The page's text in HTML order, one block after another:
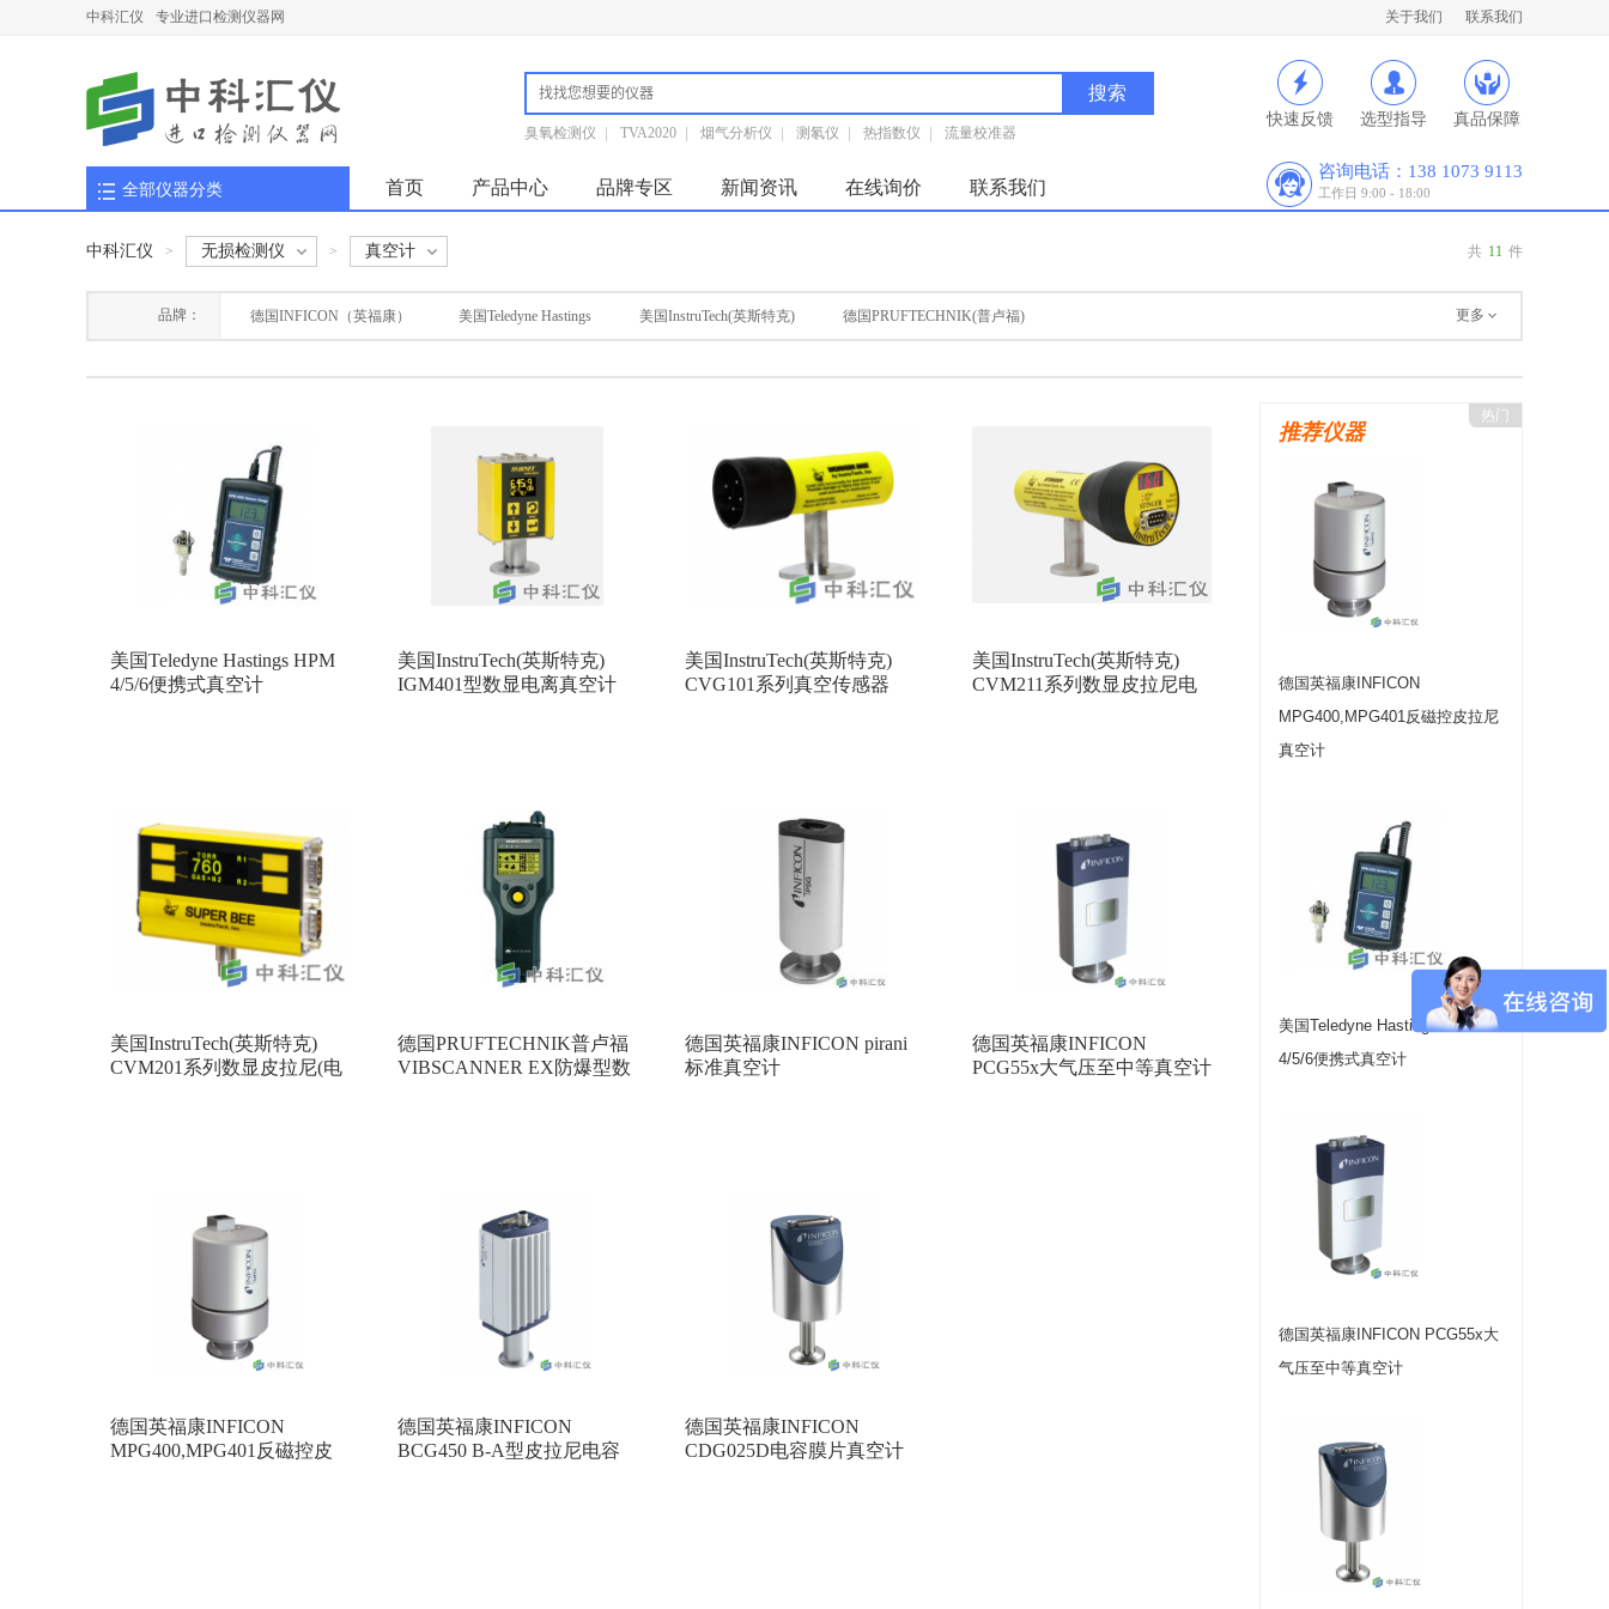
中科汇仪 专业进口检测仪器网 关于我们 联系我们
快速反馈 选型指导 真品保障
臭氧检测仪 TVA2020 烟气分析仪 测氡仪 热指数仪 流量校准器
首页 产品中心 品牌专区 新闻资讯 在线询价 联系我们
咨询电话：138 1073 9113
工作日 9:00 - 18:00
全部仪器分类
共 11 件
中科汇仪 > 无损检测仪 > 真空计
品牌： 德国INFICON（英福康） 美国Teledyne Hastings 美国InstruTech(英斯特克) 德国PRUFTECHNIK(普卢福) 更多
美国Teledyne Hastings HPM
4/5/6便携式真空计
美国InstruTech(英斯特克)
IGM401型数显电离真空计
美国InstruTech(英斯特克)
CVG101系列真空传感器
美国InstruTech(英斯特克)
CVM211系列数显皮拉尼电
美国InstruTech(英斯特克)
CVM201系列数显皮拉尼(电
德国PRUFTECHNIK普卢福
VIBSCANNER EX防爆型数
德国英福康INFICON pirani
标准真空计
德国英福康INFICON
PCG55x大气压至中等真空计
德国英福康INFICON
MPG400,MPG401反磁控皮
德国英福康INFICON
BCG450 B-A型皮拉尼电容
德国英福康INFICON
CDG025D电容膜片真空计
热门
推荐仪器
德国英福康INFICON
MPG400,MPG401反磁控皮拉尼
真空计
美国Teledyne Hastings HPM
4/5/6便携式真空计
德国英福康INFICON PCG55x大
气压至中等真空计